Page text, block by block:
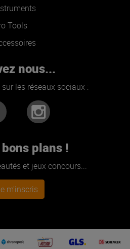
Tools
nous...
les réseaux sociaux :
plans !
et jeux concours...
Je m'inscris